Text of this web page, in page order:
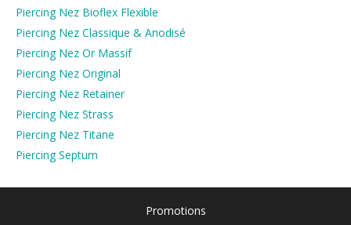
Piercing Nez Bioflex Flexible
Piercing Nez Classique & Anodisé
Piercing Nez Or Massif
Piercing Nez Original
Piercing Nez Retainer
Piercing Nez Strass
Piercing Nez Titane
Piercing Septum
Promotions